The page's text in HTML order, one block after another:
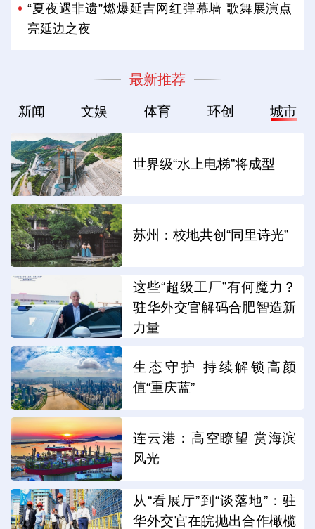
“夏夜遇非遗”燃爆延吉网红弹幕墙 歌舞展演点
亮延边之夜
最新推荐
新闻 文娱 体育 环创 城市
世界级“水上电梯”将成型
苏州：校地共创“同里诗光”
这些“超级工厂”有何魔力？
驻华外交官解码合肥智造新
力量
生态守护 持续解锁高颜
值“重庆蓝”
连云港：高空瞭望 赏海滨
风光
从“看展厅”到“谈落地”：驻
华外交官在皖抛出合作橄榄